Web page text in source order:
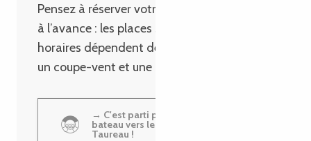
Pensez à réserver votre excursion en bateau
à l’avance : les places sont limitées et les
horaires dépendent des marées. Prévoyez
un coupe-vent et une paire de baskets.
→ C'est parti pour un tour en
bateau vers le Château du
Taureau !